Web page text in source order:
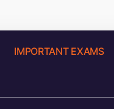
IMPORTANT EXAMS